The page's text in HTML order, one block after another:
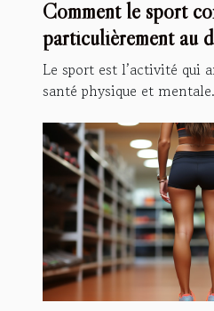
Comment le sport
particulièrement au
personnel ?
Le sport est l’activité qui
santé physique et